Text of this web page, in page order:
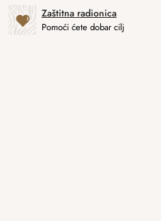
Zaštitna radionica
Pomoći ćete dobar cilj